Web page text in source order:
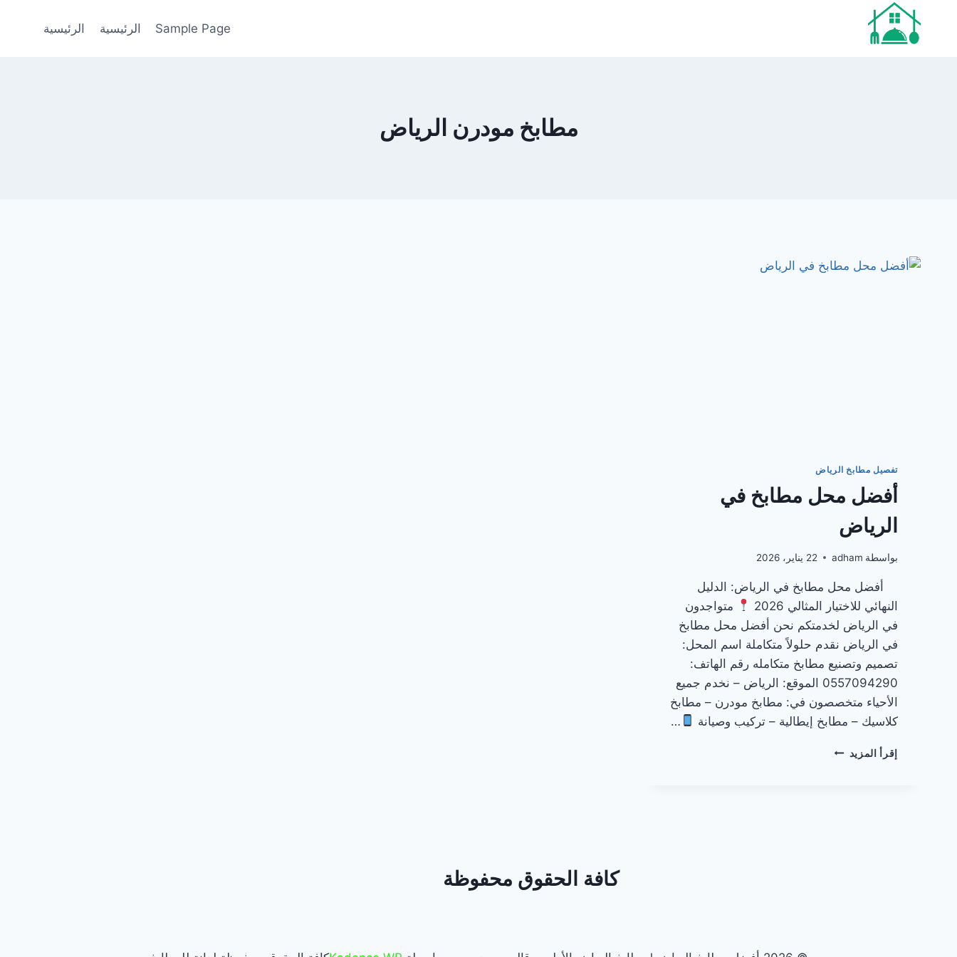
المحتوى
Sample Page الرئيسية الرئيسية
مطابخ مودرن الرياض
تفصيل مطابخ الرياض
أفضل محل مطابخ في
الرياض
بواسطة adham 22 يناير، 2026
أفضل محل مطابخ في الرياض: الدليل
النهائي للاختيار المثالي 2026
متواجدون
في الرياض لخدمتكم نحن أفضل محل مطابخ
في الرياض نقدم حلولاً متكاملة اسم المحل:
تصميم وتصنيع مطابخ متكامله رقم الهاتف:
0557094290 الموقع: الرياض – نخدم جميع
الأحياء متخصصون في: مطابخ مودرن – مطابخ
كلاسيك – مطابخ إيطالية – تركيب وصيانة
…
إقرأ المزيد أفضل
كافة الحقوق محفوظة